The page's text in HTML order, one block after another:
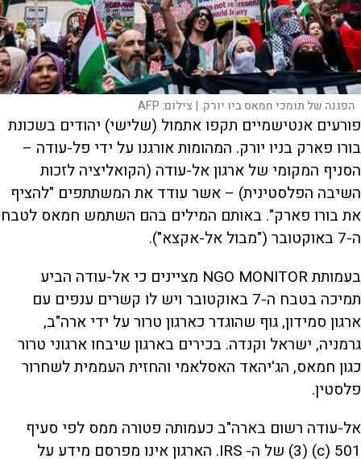
הפגנה של תומכי חמאס ביו יורק. | צילום:AFP
פורעים אנטישמיים תקפו אתמול (שלישי) יהודים בשכונת
בורו פארק בניו יורק. המהומות אורגנו על ידי פל-עודה –
הסניף המקומי של ארגון אל-עודה (הקואליציה לזכות
השיבה הפלסטינית) – אשר עודד את המשתתפים "להציף
את בורו פארק". באותם המילים בהם השתמש חמאס לטבח
ה-7 באוקטובר ("מבול אל-אקצא").
בעמותת NGO MONITOR מציינים כי אל-עודה הביע
תמיכה בטבח ה-7 באוקטובר ויש לו קשרים ענפים עם
ארגון סמידון, גוף שהוגדר כארגון טרור על ידי ארה"ב,
גרמניה, ישראל וקנדה. בכירים בארגון שיבחו ארגוני טרור
כגון חמאס, הג'יהאד האסלאמי והחזית העממית לשחרור
פלסטין.
אל-עודה רשום בארה"ב כעמותה פטורה ממס לפי סעיף
501 (c) (3) של ה- IRS. הארגון אינו מפרסם מידע על